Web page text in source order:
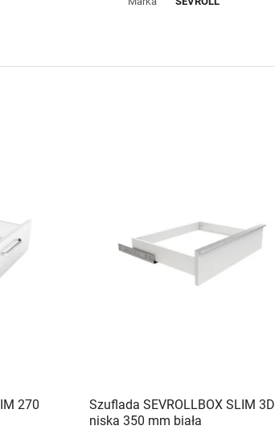
270
Szuflada SEVROLLBOX SLIM 3D
niska 350 mm biała